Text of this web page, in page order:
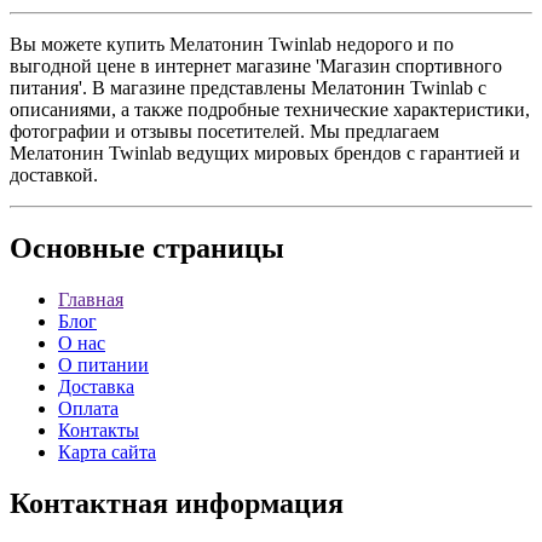
Вы можете купить Мелатонин Twinlab недорого и по
выгодной цене в интернет магазине 'Магазин спортивного
питания'. В магазине представлены Мелатонин Twinlab с
описаниями, а также подробные технические характеристики,
фотографии и отзывы посетителей. Мы предлагаем
Мелатонин Twinlab ведущих мировых брендов с гарантией и
доставкой.
Основные страницы
Главная
Блог
О нас
О питании
Доставка
Оплата
Контакты
Карта сайта
Контактная информация